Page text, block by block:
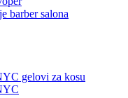
barber salona
gelovi za kosu